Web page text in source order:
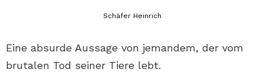
Schäfer Heinrich
Eine absurde Aussage von jemandem, der vom
brutalen Tod seiner Tiere lebt.